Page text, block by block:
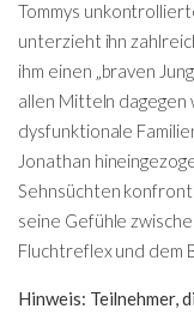
Tommys
unterzieht ihn
ihm einen „braven
allen Mitteln
dysfunktionale
Jonathan
Sehnsüchten
seine Gefühle
Fluchtreflex und dem
Hinweis: Teilnehmer,